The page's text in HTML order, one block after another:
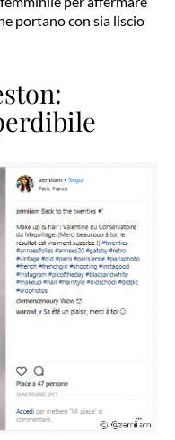
portano con sia liscio